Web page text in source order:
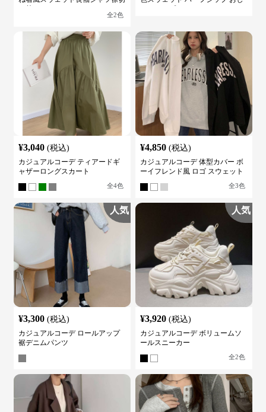
全2色
¥3,040 (税込)
カジュアルコーデ ティアードギ
ャザーロングスカート
全4色
¥4,850 (税込)
カジュアルコーデ 体型カバー ボ
ーイフレンド風 ロゴ スウェット
全3色
人気
¥3,300 (税込)
カジュアルコーデ ロールアップ
裾デニムパンツ
人気
¥3,920 (税込)
カジュアルコーデ ボリュームソ
ールスニーカー
全2色